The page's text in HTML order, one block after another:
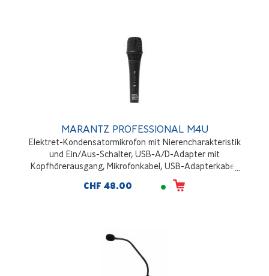
MARANTZ PROFESSIONAL M4U
Elektret-Kondensatormikrofon mit Nierencharakteristik
und Ein/Aus-Schalter, USB-A/D-Adapter mit
Kopfhörerausgang, Mikrofonkabel, USB-Adapterkabel,
CHF 48.00